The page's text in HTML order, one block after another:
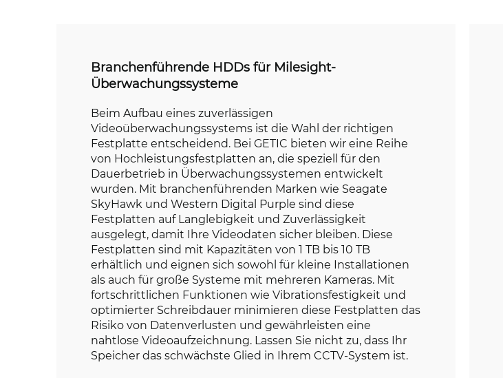
Branchenführende HDDs für Milesight-
Überwachungssysteme
Beim Aufbau eines zuverlässigen
Videoüberwachungssystems ist die Wahl der richtigen
Festplatte entscheidend. Bei GETIC bieten wir eine Reihe
von Hochleistungsfestplatten an, die speziell für den
Dauerbetrieb in Überwachungssystemen entwickelt
wurden. Mit branchenführenden Marken wie Seagate
SkyHawk und Western Digital Purple sind diese
Festplatten auf Langlebigkeit und Zuverlässigkeit
ausgelegt, damit Ihre Videodaten sicher bleiben. Diese
Festplatten sind mit Kapazitäten von 1 TB bis 10 TB
erhältlich und eignen sich sowohl für kleine Installationen
als auch für große Systeme mit mehreren Kameras. Mit
fortschrittlichen Funktionen wie Vibrationsfestigkeit und
optimierter Schreibdauer minimieren diese Festplatten das
Risiko von Datenverlusten und gewährleisten eine
nahtlose Videoaufzeichnung. Lassen Sie nicht zu, dass Ihr
Speicher das schwächste Glied in Ihrem CCTV-System ist.